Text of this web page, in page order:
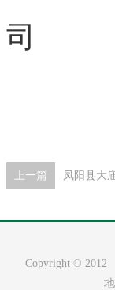
司
上一篇 凤阳县大
Copyright ©